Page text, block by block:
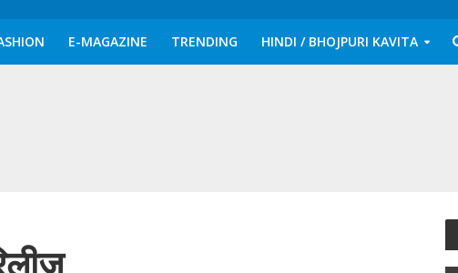
E-MAGAZINE TRENDING HINDI / BHOJPURI KAVITA